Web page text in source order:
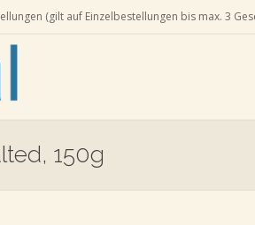
(gilt auf Einzelbestellungen bis max. 3
150g